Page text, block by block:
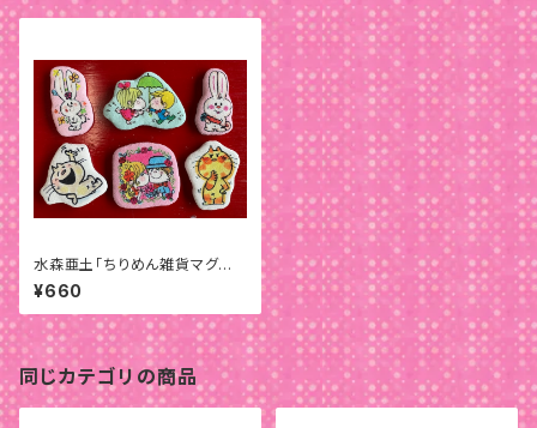
水森亜土「ちりめん雑貨マグネッ
ト」
¥660
同じカテゴリの商品